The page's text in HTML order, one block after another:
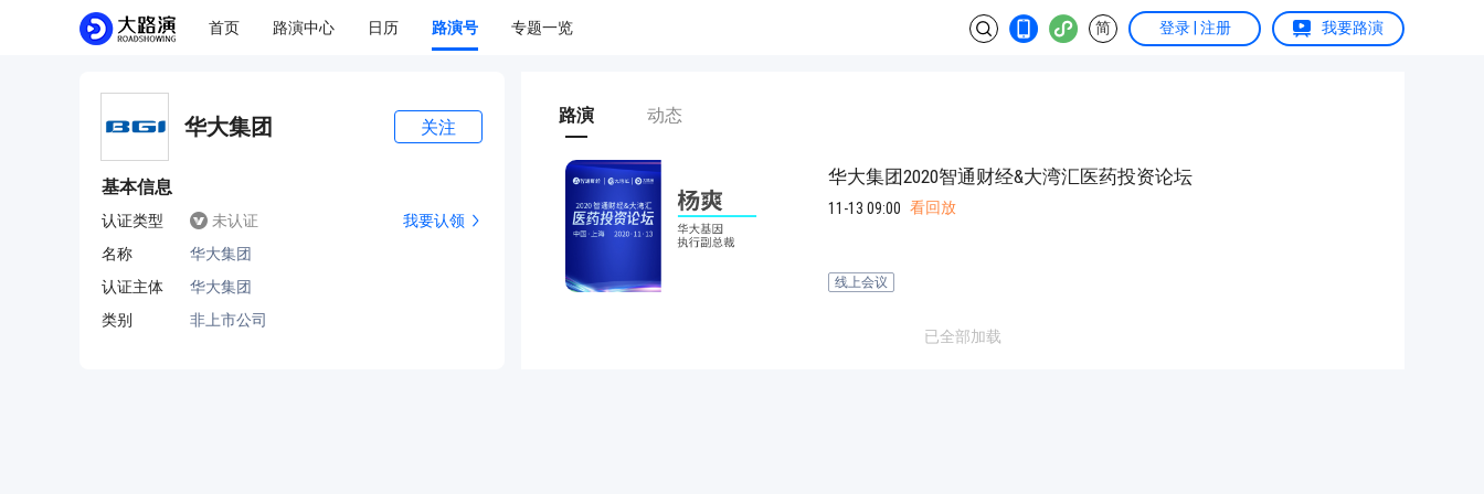
首页 路演中心 日历 路演号 专题一览 简 登录 | 注册 我要路演
华大集团 关注
基本信息
认证类型 未认证
我要认领
名称
华大集团
认证主体
华大集团
类别
非上市公司
路演 动态
华大集团2020智通财经&大湾汇医药投资论坛
11-13 09:00 看回放
线上会议
已全部加载